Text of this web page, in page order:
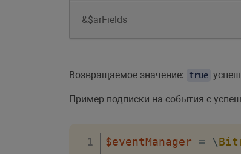
&$arFields
Возвращаемое значение: true
Пример подписки на события с
$eventManager = \